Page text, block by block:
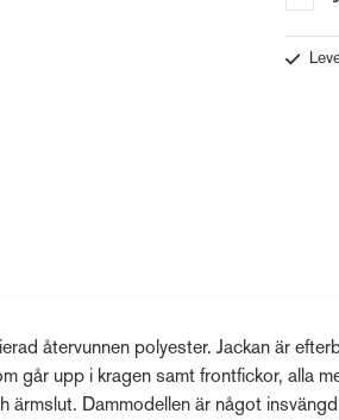
återvunnen polyester. Jackan är
går upp i kragen samt frontfickor, alla
ärmslut. Dammodellen är något